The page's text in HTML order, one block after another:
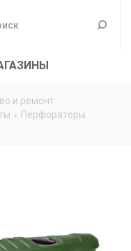
и ремонт
Перфораторы